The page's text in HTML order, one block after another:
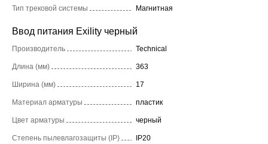
Тип трековой системы Магнитная
Ввод питания Exility черный
Производитель Technical
Длина (мм) 363
Ширина (мм) 17
Материал арматуры пластик
Цвет арматуры черный
Степень пылевлагозащиты (IP) IP20